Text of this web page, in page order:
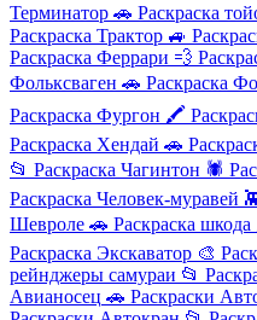
Терминатор 🚗 Раскраска
Раскраска Трактор 🚙
Раскраска Феррари 💨
Фольксваген 🚗 Раскраска
Раскраска Фургон 🖍️
Раскраска Хендай 🚗
📂 Раскраска Чагинтон 🕷️
Раскраска Человек-муравей
Шевроле 🚗 Раскраска шкода
Раскраска Экскаватор 🎨
рейнджеры самураи 📂
Авианосец 🚗 Раскраски